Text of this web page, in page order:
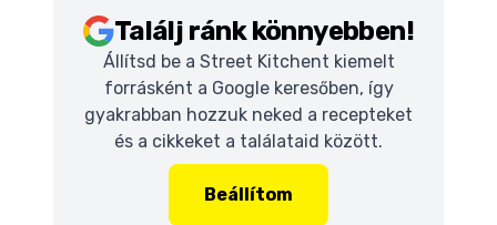
Találj ránk könnyebben!
Állítsd be a Street Kitchent kiemelt
forrásként a Google keresőben, így
gyakrabban hozzuk neked a recepteket
és a cikkeket a találataid között.
Beállítom